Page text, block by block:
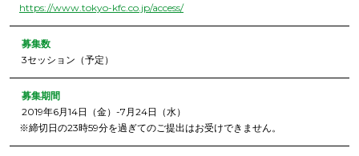
https://www.tokyo-kfc.co.jp/access/
募集数
3セッション（予定）
募集期間
2019年6月14日（金）-7月24日（水）
※締切日の23時59分を過ぎてのご提出はお受けできません。